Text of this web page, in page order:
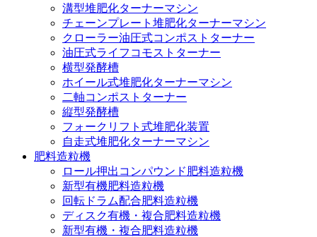
溝型堆肥化ターナーマシン
チェーンプレート堆肥化ターナーマシン
クローラー油圧式コンポストターナー
油圧式ライフコモストターナー
横型発酵槽
ホイール式堆肥化ターナーマシン
二軸コンポストターナー
縦型発酵槽
フォークリフト式堆肥化装置
自走式堆肥化ターナーマシン
肥料造粒機
ロール押出コンパウンド肥料造粒機
新型有機肥料造粒機
回転ドラム配合肥料造粒機
ディスク有機・複合肥料造粒機
新型有機・複合肥料造粒機